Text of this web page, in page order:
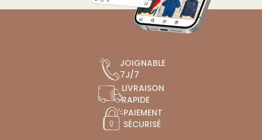
JOIGNABLE
7J/7
LIVRAISON
RAPIDE
PAIEMENT
SÉCURISÉ